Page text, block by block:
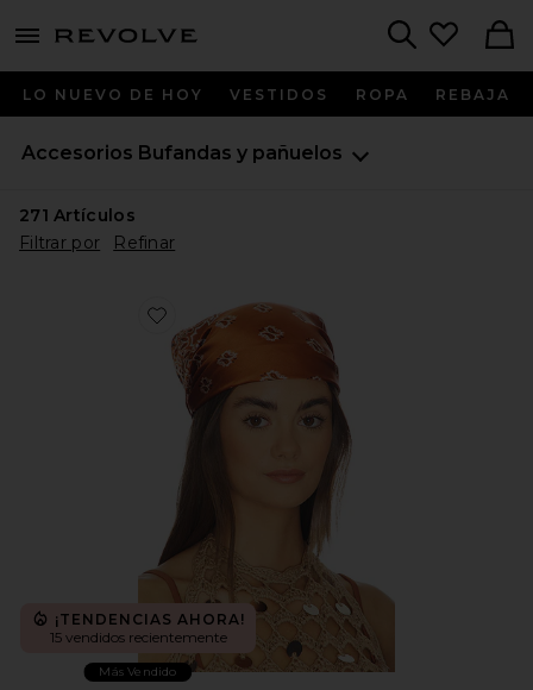
menu - shows more content
LO NUEVO DE HOY VESTIDOS ROPA REBAJA
Accesorios Bufandas y pañuelos
271 Artículos
Filtrar por
Refinar
Favorite PAÑUELO AMAYA
¡TENDENCIAS AHORA!
15 vendidos recientemente
Más Vendido